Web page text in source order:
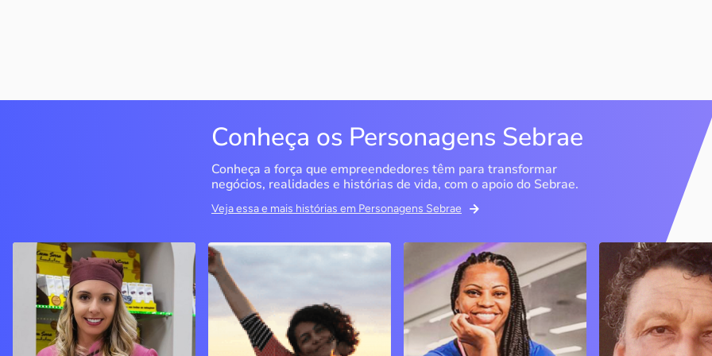
Conheça os Personagens Sebrae
Conheça a força que empreendedores têm para transformar
negócios, realidades e histórias de vida, com o apoio do Sebrae.
Veja essa e mais histórias em Personagens Sebrae
Cacau Serra
Urubici / SC
A empreendedora decidiu
seguir seu sonho de ter um
negócio próprio, investiu no
mercado de chocolates e
Seriema Ecoturismo
Rio da Conceição / TO
O objetivo era ter um CNPJ
para fazer cursos, mas o
negócio se tornou a
principal empresa do
Studio Olimpic Shape
São Paulo / SP
A ex-atleta olímpica e
empresária diz que o Sebrae
foi fundamental para que ela
conseguisse tirar a ideia do
DG
Água Mineral
Marília / SP
Entenda como o
ajudou a
negócio, que